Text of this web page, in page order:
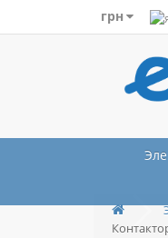
грн